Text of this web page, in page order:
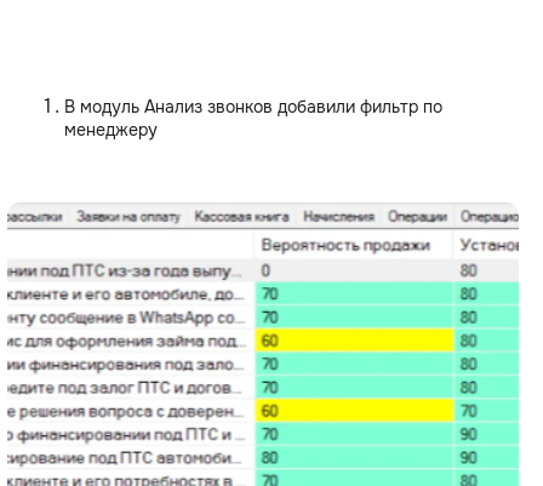
В модуль Анализ звонков добавили фильтр по
менеджеру